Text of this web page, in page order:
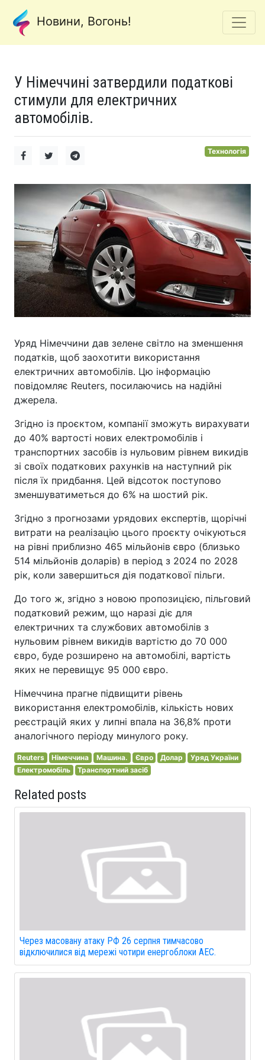
Новини, Вогонь!
У Німеччині затвердили податкові
стимули для електричних
автомобілів.
Технологія
Уряд Німеччини дав зелене світло на зменшення
податків, щоб заохотити використання
електричних автомобілів. Цю інформацію
повідомляє Reuters, посилаючись на надійні
джерела.
Згідно із проєктом, компанії зможуть вирахувати
до 40% вартості нових електромобілів і
транспортних засобів із нульовим рівнем викидів
зі своїх податкових рахунків на наступний рік
після їх придбання. Цей відсоток поступово
зменшуватиметься до 6% на шостий рік.
Згідно з прогнозами урядових експертів, щорічні
витрати на реалізацію цього проєкту очікуються
на рівні приблизно 465 мільйонів євро (близько
514 мільйонів доларів) в період з 2024 по 2028
рік, коли завершиться дія податкової пільги.
До того ж, згідно з новою пропозицією, пільговий
податковий режим, що наразі діє для
електричних та службових автомобілів з
нульовим рівнем викидів вартістю до 70 000
євро, буде розширено на автомобілі, вартість
яких не перевищує 95 000 євро.
Німеччина прагне підвищити рівень
використання електромобілів, кількість нових
реєстрацій яких у липні впала на 36,8% проти
аналогічного періоду минулого року.
Reuters Німеччина Машина. Євро Долар
Уряд України
Електромобіль
Транспортний засіб
Related posts
Через масовану атаку РФ 26 серпня тимчасово
відключилися від мережі чотири енергоблоки АЕС.